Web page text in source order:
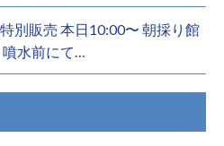
別販売 本日10:00〜 朝採り館
水前にて…